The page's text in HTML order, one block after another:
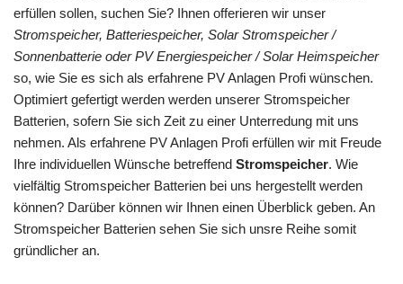
erfüllen sollen, suchen Sie? Ihnen offerieren wir unser
Stromspeicher, Batteriespeicher, Solar Stromspeicher /
Sonnenbatterie oder PV Energiespeicher / Solar Heimspeicher
so, wie Sie es sich als erfahrene PV Anlagen Profi wünschen.
Optimiert gefertigt werden werden unserer Stromspeicher
Batterien, sofern Sie sich Zeit zu einer Unterredung mit uns
nehmen. Als erfahrene PV Anlagen Profi erfüllen wir mit Freude
Ihre individuellen Wünsche betreffend Stromspeicher. Wie
vielfältig Stromspeicher Batterien bei uns hergestellt werden
können? Darüber können wir Ihnen einen Überblick geben. An
Stromspeicher Batterien sehen Sie sich unsre Reihe somit
gründlicher an.